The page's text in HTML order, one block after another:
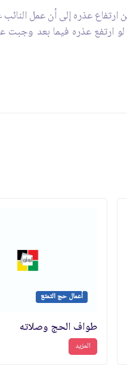
عذره إلى أن عمل النائب
ارتفع عذره فيما بعد وجبت
أعمال حج التمتع
طواف الحج وصلاته
المزيد